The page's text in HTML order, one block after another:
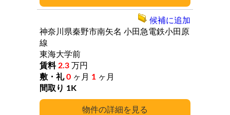
詳細
神奈川県秦野市南矢名 小田急電鉄小田原
線
東海大学前
2.3 万円
0 ヶ月 1 ヶ月
1K
候補に追加